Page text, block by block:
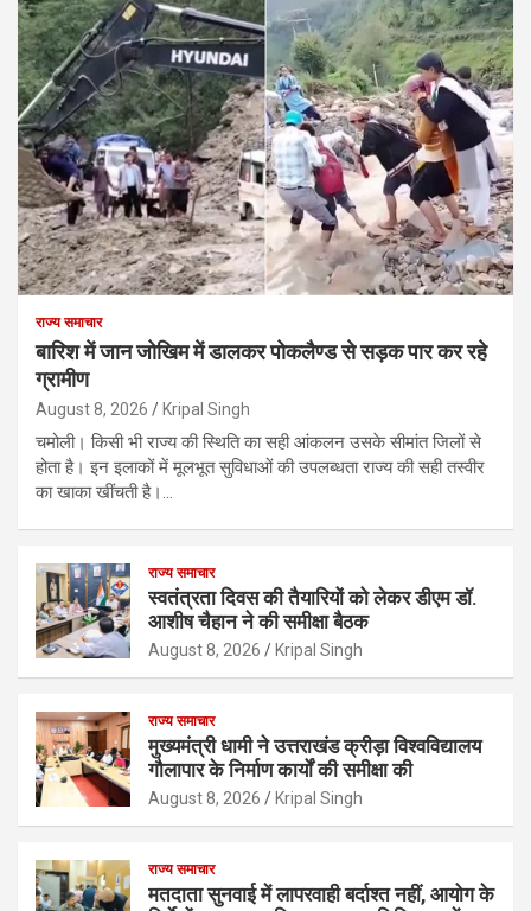
राज्य समाचार
बारिश में जान जोखिम में डालकर पोकलैण्ड से सड़क पार कर रहे
ग्रामीण
August 8, 2026 Kripal Singh
चमोली। किसी भी राज्य की स्थिति का सही आंकलन उसके सीमांत जिलों से
होता है। इन इलाकों में मूलभूत सुविधाओं की उपलब्धता राज्य की सही तस्वीर
का खाका खींचती है।…
राज्य समाचार
स्वतंत्रता दिवस की तैयारियों को लेकर डीएम डॉ.
आशीष चैहान ने की समीक्षा बैठक
August 8, 2026 Kripal Singh
राज्य समाचार
मुख्यमंत्री धामी ने उत्तराखंड क्रीड़ा विश्वविद्यालय
गौलापार के निर्माण कार्यों की समीक्षा की
August 8, 2026 Kripal Singh
राज्य समाचार
मतदाता सुनवाई में लापरवाही बर्दाश्त नहीं, आयोग के